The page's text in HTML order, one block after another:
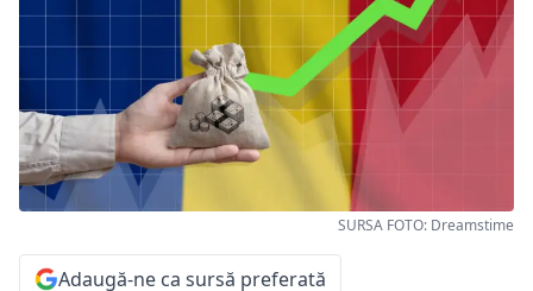
SURSA FOTO: Dreamstime
Adaugă-ne ca sursă preferată